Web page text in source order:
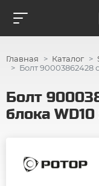
Главная Каталог
Болт 90003862428
Болт
блока